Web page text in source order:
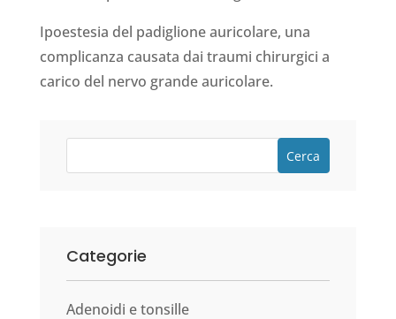
Ipoestesia del padiglione auricolare, una
complicanza causata dai traumi chirurgici a
carico del nervo grande auricolare.
Cerca
Categorie
Adenoidi e tonsille